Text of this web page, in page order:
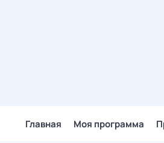
Главная Моя программа